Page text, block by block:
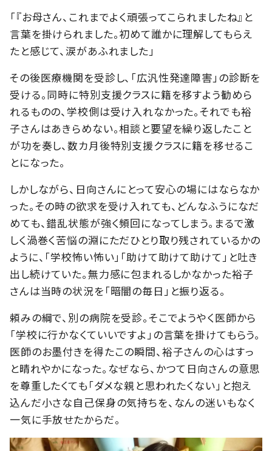
「『お母さん、これまでよく頑張ってこられましたね』と
言葉を掛けられました。初めて誰かに理解してもらえ
たと感じて、涙があふれました」
その後医療機関を受診し、「広汎性発達障害」の診断を
受ける。同時に特別支援クラスに籍を移すよう勧めら
れるものの、学校側は受け入れなかった。それでも裕
子さんはあきらめない。相談と要望を繰り返したこと
が功を奏し、数カ月後特別支援クラスに籍を移せるこ
とになった。
しかしながら、日向さんにとって安心の場にはならなか
った。その時の欲求を受け入れても、どんなふうになだ
めても、錯乱状態が強く頻回になってしまう。まるで激
しく渦巻く苦悩の淵にただひとり取り残されているかの
ように、「学校怖い怖い」「助けて助けて助けて」と吐き
出し続けていた。無力感に包まれるしかなかった裕子
さんは当時の状況を「暗闇の毎日」と振り返る。
頼みの綱で、別の病院を受診。そこでようやく医師から
「学校に行かなくていいですよ」の言葉を掛けてもらう。
医師のお墨付きを得たこの瞬間、裕子さんの心はすっ
と晴れやかになった。なぜなら、かつて日向さんの意思
を尊重したくても「ダメな親と思われたくない」と抱え
込んだ小さな自己保身の気持ちを、なんの迷いもなく
一気に手放せたからだ。